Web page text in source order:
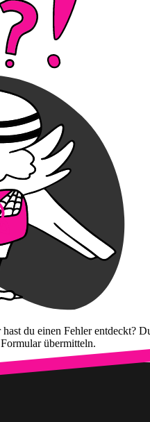
du einen Fehler entdeckt?
übermitteln.